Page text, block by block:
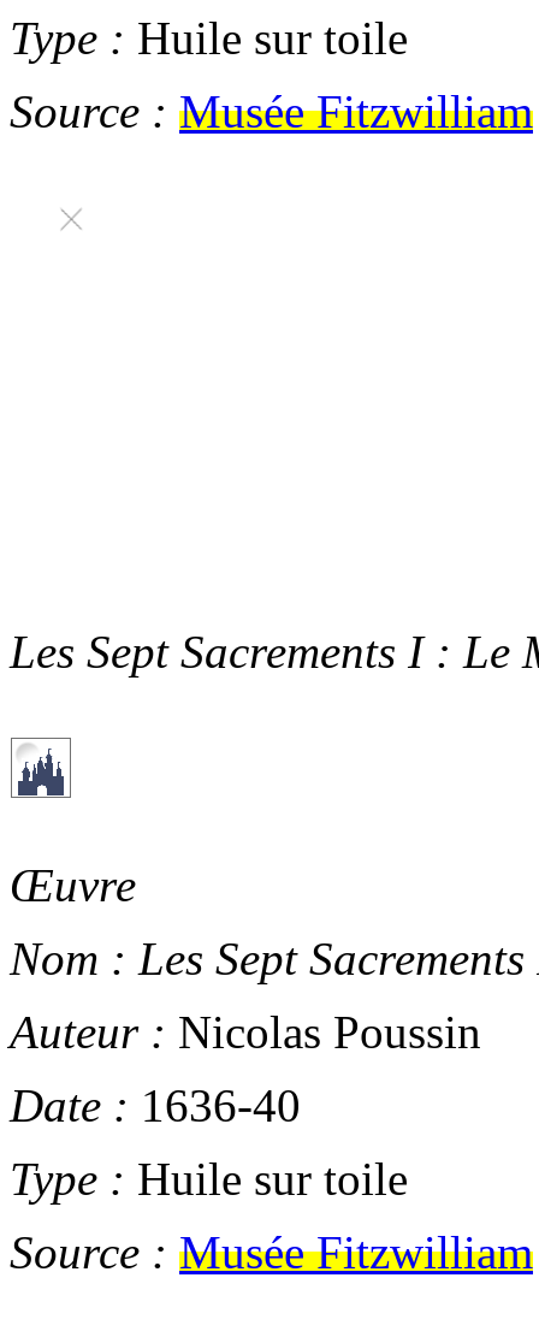
Type : Huile sur toile
Source : Musée Fitzwilliam
Les Sept Sacrements I : Le
Œuvre
Nom : Les Sept
Auteur : Nicolas Poussin
Date : 1636-40
Type : Huile sur toile
Source : Musée Fitzwilliam